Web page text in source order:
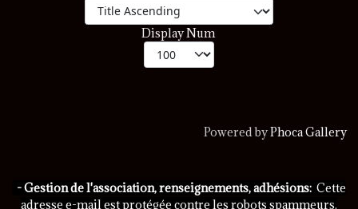
Display Num
Powered byPhoca Gallery
- Gestion de l'association, renseignements, adhésions: Cette
adresse e-mail est protégée contre les robots spammeurs.